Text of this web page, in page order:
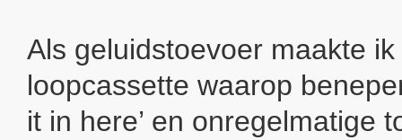
Als geluidstoevoer maakte
loopcassette waarop
it in here’ en onregelmatige